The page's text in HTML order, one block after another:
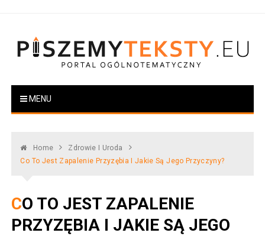
PiszemyTeksty.pl
Portal ogólnotematyczny
MENU
Home
Zdrowie I Uroda
Co To Jest Zapalenie Przyzębia I Jakie Są Jego Przyczyny?
CO TO JEST ZAPALENIE
PRZYZĘBIA I JAKIE SĄ JEGO